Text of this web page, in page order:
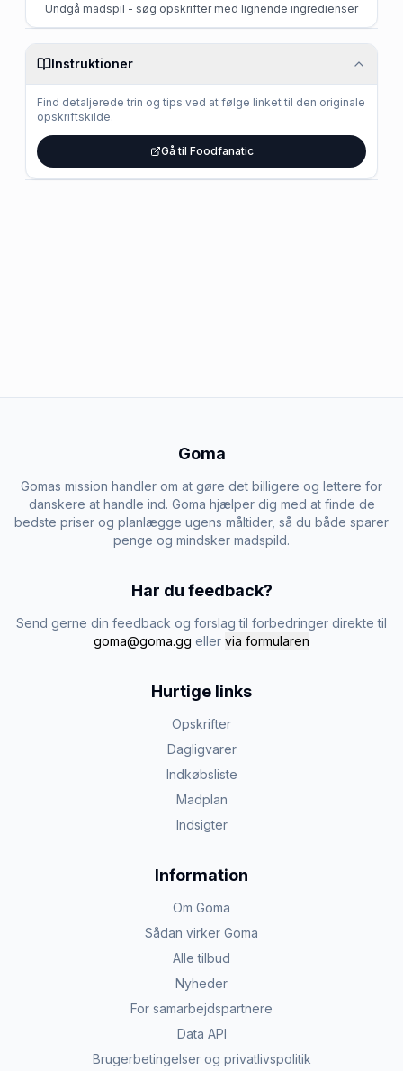
Undgå madspil - søg opskrifter med lignende ingredienser
Instruktioner
Find detaljerede trin og tips ved at følge linket til den originale
opskriftskilde.
Gå til Foodfanatic
Goma
Gomas mission handler om at gøre det billigere og lettere for
danskere at handle ind. Goma hjælper dig med at finde de
bedste priser og planlægge ugens måltider, så du både sparer
penge og mindsker madspild.
Har du feedback?
Send gerne din feedback og forslag til forbedringer direkte til
goma@goma.gg eller via formularen
Hurtige links
Opskrifter
Dagligvarer
Indkøbsliste
Madplan
Indsigter
Information
Om Goma
Sådan virker Goma
Alle tilbud
Nyheder
For samarbejdspartnere
Data API
Brugerbetingelser og privatlivspolitik